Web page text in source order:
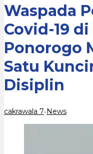
Satu
Disiplin
Waspada
Covid-19
Ponorogo
Satu
Disiplin
cakrawala 7-News